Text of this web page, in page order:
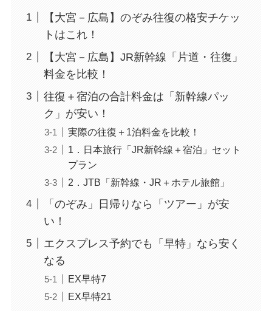
【大宮－広島】のぞみ往復の格安チケッ
トはこれ！
【大宮－広島】JR新幹線「片道・往復」
料金を比較！
往復＋宿泊の合計料金は「新幹線パッ
ク」が安い！
実際の往復＋1泊料金を比較！
1．日本旅行「JR新幹線＋宿泊」セット
プラン
2．JTB「新幹線・JR＋ホテル旅館」
「のぞみ」日帰りなら「ツアー」が安
い！
エクスプレス予約でも「早特」なら安く
なる
EX早特7
EX早特21